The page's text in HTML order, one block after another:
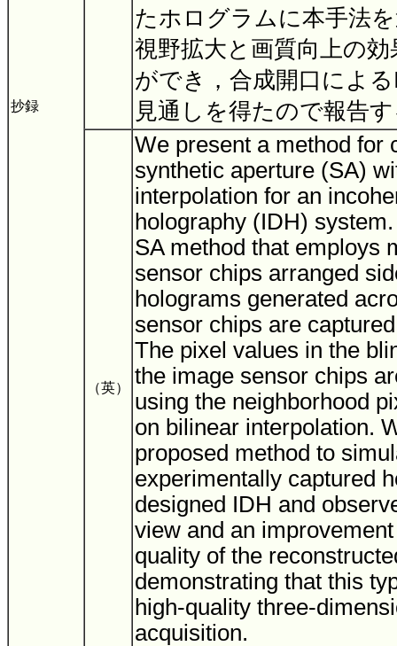
抄録
たホログラムに本手法
視野拡大と画質向上の
ができ，合成開口によ
見通しを得たので報告
（英）
We present a method for
synthetic aperture (SA)
interpolation for an
holography (IDH)
SA method that employs
sensor chips arranged
holograms generated
sensor chips are
The pixel values in the
the image sensor chips
using the neighborhood
on bilinear interpolation.
proposed method to
experimentally captured
designed IDH and
view and an
quality of the
demonstrating that this
high-quality three-
acquisition.